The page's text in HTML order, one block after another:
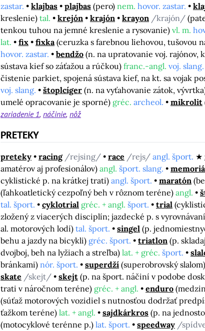
zastar.
klajbas plajbas (pero) nem. hovor. zastar.
kreslenie) tal. krejón krajón krayon /krajón/
tenkou tuhou na jemné kreslenie a rysovanie) vl. m.
lat.
fix fixka (ceruzka s farebnou liehovou, tušovou
hovor. zastar.
bendžo (n. na upratovanie voj. rajónov,
sústava kief so záťažou a rúčkou) franc.-angl. voj. slang.
čistenie parkiet, spojená sústava kief, na kt. sa vojak
voj. slang.
štoplcíger (n. na vyťahovanie zátok,
umelé opracovanie je sporné) gréc. archeol. mikrolit
zariadenie 1 náčinie nôž
PRETEKY
preteky racing /rejsing/ race /rejs/ angl. šport.
amatérov aj profesionálov) angl. šport. slang.
cyklistické p. na krátkej trati) angl. šport. maratón
(ľahkoatletický cezpoľný beh v rôznom teréne) angl.
tal. šport.
cyklotrial gréc. + angl. šport. trial
zložený z viacerých disciplín; jazdecké p. s
al. motorových lodí) tal. šport. singel (p.
behu a jazdy na bicykli) gréc. šport. triatlon (p.
dvojboj, beh na lyžiach a streľba) lat. + gréc. šport.
bránkami) nór. šport. superdží (superobrovský slalom)
skate /skejt/ skejt (p. na šport. náčiní v podobe
trati v náročnom teréne) gréc. + angl. enduro
(súťaž motorových vozidiel s nutnosťou dodržať
ťažkom teréne) lat. + angl. sajdkárkros (p. na
(motocyklové terénne p.) lat. šport. speedway /